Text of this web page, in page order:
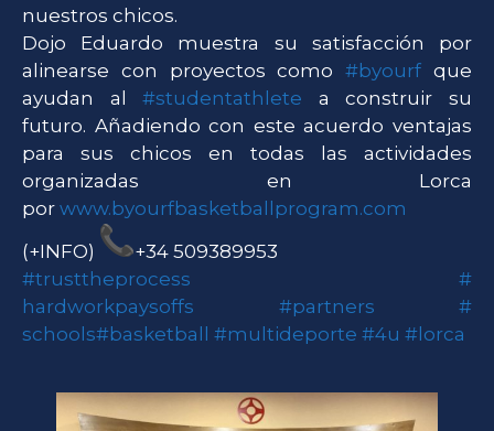
nuestros chicos.
Dojo Eduardo muestra su satisfacción por
alinearse con proyectos como#byourf que
ayudan al#studentathlete a construir su
futuro. Añadiendo con este acuerdo ventajas
para sus chicos en todas las actividades
organizadas en Lorca
por www.byourfbasketballprogram.com
(+INFO)
+34 509389953
#trusttheprocess
#
hardworkpaysoffs
#partners
#
schools#basketball #multideporte #4u #lorca